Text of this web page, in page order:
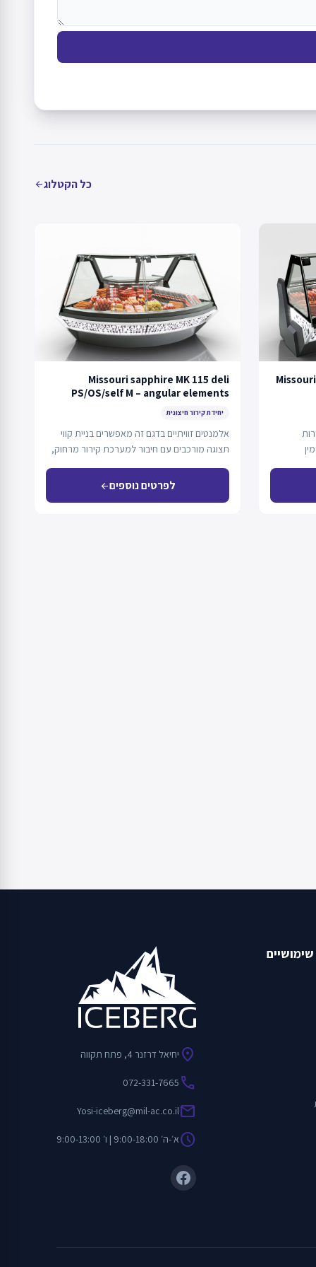
כל הקטלוגarrow_back
Missouri sapphire MK 115 deli
PS/OS/self M – angular elements
יחידת קירור חיצונית
אלמנטים זוויתיים בדגם זה מאפשרים בניית קווי
תצוגה מורכבים עם חיבור למערכת קירור מרחוק,
לפרטים נוספיםarrow_back
location_on יחיאל דרזנר 4, פתח תקווה
call
072-331-7665
mail
Yosi-iceberg@mil-ac.co.il
scheduleא׳-ה׳ 9:00-18:00 | ו׳ 9:00-13:00